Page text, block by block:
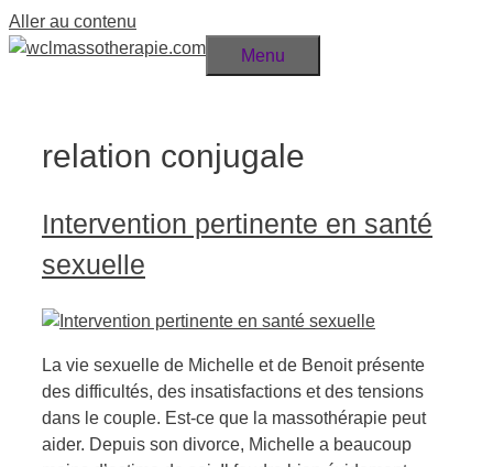
Aller au contenu
Menu
relation conjugale
Intervention pertinente en santé
sexuelle
La vie sexuelle de Michelle et de Benoit présente
des difficultés, des insatisfactions et des tensions
dans le couple. Est-ce que la massothérapie peut
aider. Depuis son divorce, Michelle a beaucoup